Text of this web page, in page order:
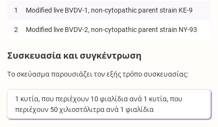
1 Modified live BVDV-1, non-cytopathic parent strain KE-9
2 Modified live BVDV-2, non-cytopathic parent strain NY-93
Συσκευασία και συγκέντρωση
Το σκεύασμα παρουσιάζει τον εξής τρόπο συσκευασίας:
1 κυτία, που περιέχουν 10 φιαλίδιαανά 1 κυτία, που
περιέχουν 50 χιλιοστόλιτραανά 1 φιαλίδια